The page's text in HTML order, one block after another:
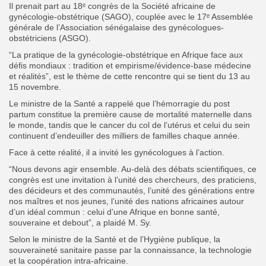
Il prenait part au 18ᵉ congrès de la Société africaine de
gynécologie-obstétrique (SAGO), couplée avec le 17ᵉ Assemblée
générale de l’Association sénégalaise des gynécologues-
obstétriciens (ASGO).
“La pratique de la gynécologie-obstétrique en Afrique face aux
défis mondiaux : tradition et empirisme/évidence-base médecine
et réalités”, est le thème de cette rencontre qui se tient du 13 au
15 novembre.
Le ministre de la Santé a rappelé que l’hémorragie du post
partum constitue la première cause de mortalité maternelle dans
le monde, tandis que le cancer du col de l’utérus et celui du sein
continuent d’endeuiller des milliers de familles chaque année.
Face à cette réalité, il a invité les gynécologues à l’action.
“Nous devons agir ensemble. Au-delà des débats scientifiques, ce
congrès est une invitation à l’unité des chercheurs, des praticiens,
des décideurs et des communautés, l’unité des générations entre
nos maîtres et nos jeunes, l’unité des nations africaines autour
d’un idéal commun : celui d’une Afrique en bonne santé,
souveraine et debout”, a plaidé M. Sy.
Selon le ministre de la Santé et de l’Hygiène publique, la
souveraineté sanitaire passe par la connaissance, la technologie
et la coopération intra-africaine.